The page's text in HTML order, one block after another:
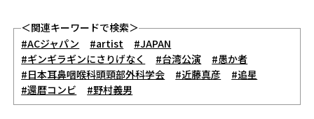
＜関連キーワードで検索＞
#ACジャパン
#artist
#JAPAN
#ギンギラギンにさりげなく
#台湾公演
#愚か者
#日本耳鼻咽喉科頭頸部外科学会
#近藤真彦
#追星
#還暦コンビ
#野村義男